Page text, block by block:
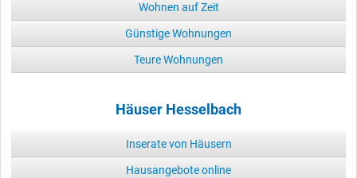
Wohnen auf Zeit
Günstige Wohnungen
Teure Wohnungen
Häuser Hesselbach
Inserate von Häusern
Hausangebote online